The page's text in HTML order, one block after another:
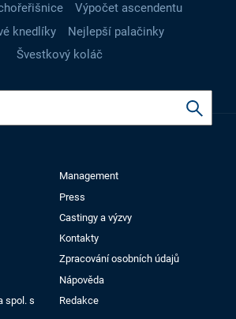
Výpočet ascendentu
knedlíky
Nejlepší palačinky
Švestkový koláč
Management
Press
Castingy a výzvy
Kontakty
Zpracování osobních údajů
Nápověda
spol. s
Redakce